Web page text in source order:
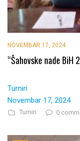
NOVEMBAR 17, 2024
“Šahovske nade BiH
Turniri
Novembar 17, 2024
Turniri 0